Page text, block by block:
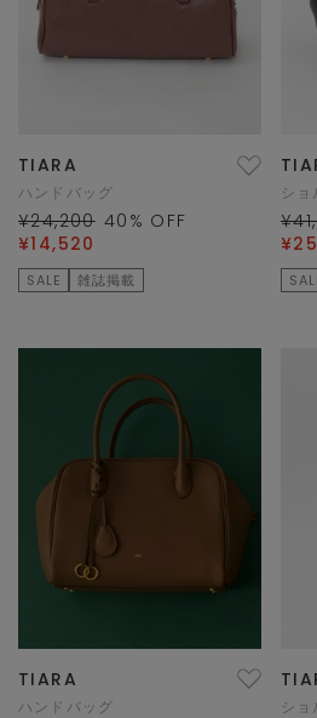
TIARA
ハンドバッグ
¥24,200 40 % OFF
¥14,520
SALE 雑誌掲載
シ
TIARA
ハンドバッグ シ